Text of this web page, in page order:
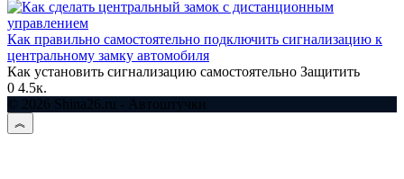
Как правильно самостоятельно подключить сигнализацию к
центральному замку автомобиля
Как установить сигнализацию самостоятельно Защитить
0 4.5к.
© 2026 Shina26.ru - Автоштучки